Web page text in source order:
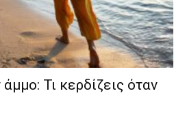
Τι κερδίζεις όταν